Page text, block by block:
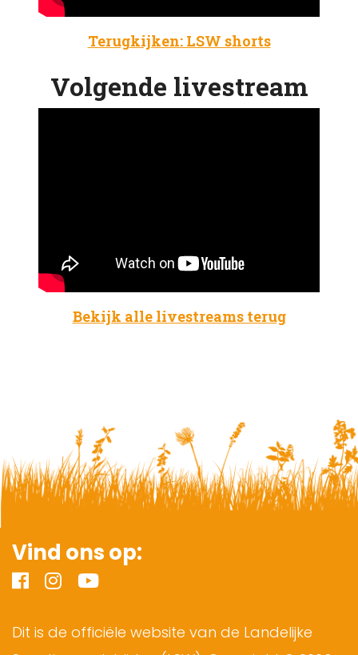
Terugkijken: LSW shorts
Volgende livestream
Bekijk alle livestreams terug
Vind ons op:
Dit is de officiële website van de Landelijke